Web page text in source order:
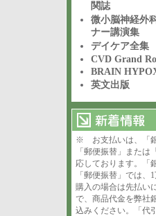
関誌
微小脳神経外
ナー講演集
デイケア全集
CVD Grand
BRAIN
英文出版
※ お支払いは、「銀
「郵便振替」または
応しております。「
「郵便振替」では、
購入の場合は先払い
で、商品代金を弊社
込みください。「代